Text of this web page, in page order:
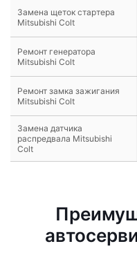
Замена щеток стартера
Mitsubishi Colt
Ремонт генератора
Mitsubishi Colt
Ремонт замка зажигания
Mitsubishi Colt
Замена датчика
распредвала Mitsubishi
Colt